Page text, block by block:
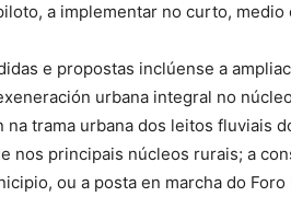
a implementar no curto, medio
e propostas inclúense a
urbana integral no
trama urbana dos leitos fluviais
nos principais núcleos rurais; a
ou a posta en marcha do Foro